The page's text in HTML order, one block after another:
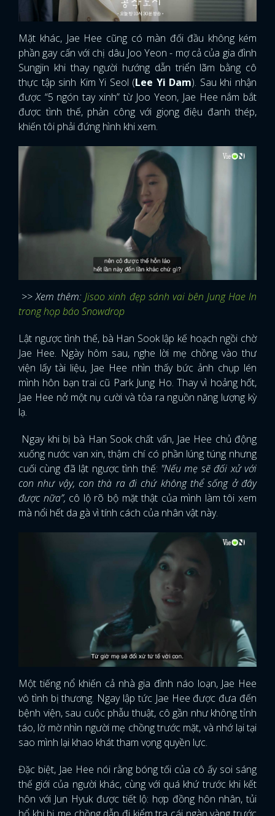
Mặt khác, Jae Hee cũng có màn đối đầu không kém
phần gay cấn với chị dâu Joo Yeon - mợ cả của gia đình
Sungjin khi thay người hướng dẫn triển lãm bằng cô
thực tập sinh Kim Yi Seol (Lee Yi Dam). Sau khi nhận
được “5 ngón tay xinh” từ Joo Yeon, Jae Hee nắm bắt
được tình thế, phản công với giọng điệu đanh thép,
khiến tôi phải đứng hình khi xem.
>> Xem thêm:Jisoo xinh đẹp sánh vai bên Jung Hae In
trong họp báo Snowdrop
Lật ngược tình thế, bà Han Sook lập kế hoạch ngồi chờ
Jae Hee. Ngày hôm sau, nghe lời mẹ chồng vào thư
viện lấy tài liệu, Jae Hee nhìn thấy bức ảnh chụp lén
mình hôn bạn trai cũ Park Jung Ho. Thay vì hoảng hốt,
Jae Hee nở một nụ cười và tỏa ra nguồn năng lượng kỳ
lạ.
Ngay khi bị bà Han Sook chất vấn, Jae Hee chủ động
xuống nước van xin, thậm chí có phần lúng túng nhưng
cuối cùng đã lật ngược tình thế: "Nếu mẹ sẽ đối xử với
con như vậy, con thà ra đi chứ không thể sống ở đây
được nữa”, cô lộ rõ bộ mặt thật của mình làm tôi xem
mà nổi hết da gà vì tính cách của nhân vật này.
Một tiếng nổ khiến cả nhà gia đình náo loạn, Jae Hee
vô tình bị thương. Ngay lập tức Jae Hee được đưa đến
bệnh viện, sau cuộc phẫu thuật, cô gần như không tỉnh
táo, lờ mờ nhìn người mẹ chồng trước mặt, và nhớ lại tại
sao mình lại khao khát tham vọng quyền lực.
Đặc biệt, Jae Hee nói rằng bóng tối của cô ấy soi sáng
thế giới của người khác, cùng với quá khứ trước khi kết
hôn với Jun Hyuk được tiết lộ: hợp đồng hôn nhân, tủi
hổ khi bị mẹ chồng dẫn đi kiểm tra cái ngàn vàng trước